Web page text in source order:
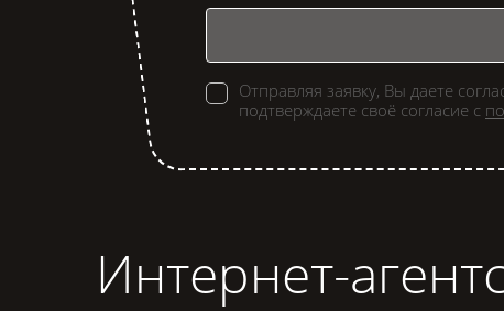
Отправляя заявку, Вы даете
подтверждаете своё согласие с
Интернет-